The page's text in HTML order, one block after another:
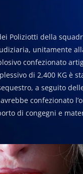
Poliziotti della
unitamente
confezionato
di 2,400 KG è
a seguito
confezionato
di congegni e